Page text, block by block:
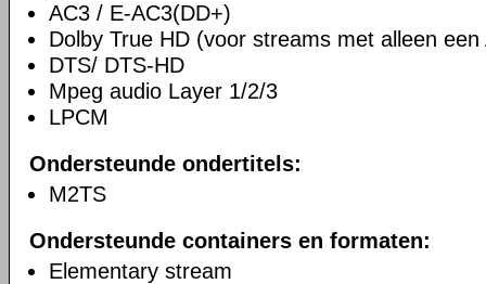
AC3 / E-AC3(DD+)
Dolby True HD (voor streams met alleen een
DTS/ DTS-HD
Mpeg audio Layer 1/2/3
LPCM
Ondersteunde ondertitels:
M2TS
Ondersteunde containers en formaten:
Elementary stream